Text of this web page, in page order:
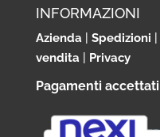
INFORMAZIONI
Azienda| Spedizioni
vendita| Privacy
Pagamenti accettati